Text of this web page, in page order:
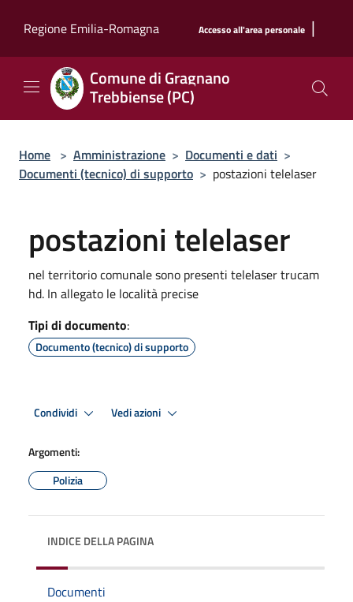
Regione Emilia-Romagna
Accesso all'area personale |
Comune di Gragnano
Trebbiense (PC)
Home > Amministrazione > Documenti e dati >
Documenti (tecnico) di supporto > postazioni telelaser
postazioni telelaser
nel territorio comunale sono presenti telelaser trucam
hd. In allegato le località precise
Tipi di documento:
Documento (tecnico) di supporto
Condividi Vedi azioni
Argomenti:
Polizia
INDICE DELLA PAGINA
Documenti